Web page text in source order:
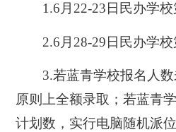
1.6月22-23日民办学校
2.6月28-29日民办学校
3.若蓝青学校报名人数
原则上全额录取；若蓝青
计划数，实行电脑随机派